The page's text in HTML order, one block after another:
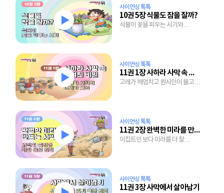
사이언싱 톡톡
10권 5장 식물도 잠을 잘까?
식물이 꽃을 피우는 시기와
사이언싱 톡톡
11권 1장 사하라 사막 속 숨겨진 비밀
고래가 헤엄치고 원시인이 물고기
사이언싱 톡톡
11권 2장 완벽한 미라를 만드는 사막
이집트인 보다 미라를 더 잘
사이언싱 톡톡
11권 3장 사막에서 살아남기